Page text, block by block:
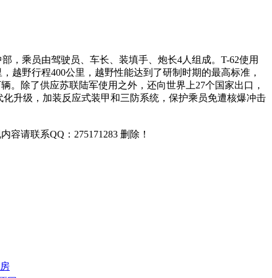
，乘员由驾驶员、车长、装填手、炮长4人组成。T-62使用
越野行程400公里，越野性能达到了研制时期的最高标准，
。除了供应苏联陆军使用之外，还向世界上27个国家出口，
升级，加装反应式装甲和三防系统，保护乘员免遭核爆冲击
请联系QQ：275171283 删除！